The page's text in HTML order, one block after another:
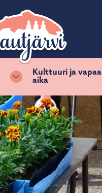
Vaihda alasvetovalikkoa
Kulttuuri ja
aika